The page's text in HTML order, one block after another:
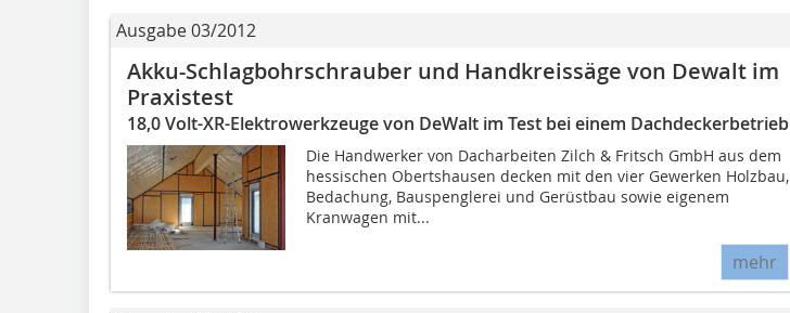
Ausgabe 03/2012
Akku-Schlagbohrschrauber und Handkreissäge von Dewalt im
Praxistest
18,0 Volt-XR-Elektrowerkzeuge von DeWalt im Test bei einem Dachdeckerbetrieb
Die Handwerker von Dacharbeiten Zilch & Fritsch GmbH aus dem
hessischen Obertshausen decken mit den vier Gewerken Holzbau,
Bedachung, Bauspenglerei und Gerüstbau sowie eigenem
Kranwagen mit...
mehr